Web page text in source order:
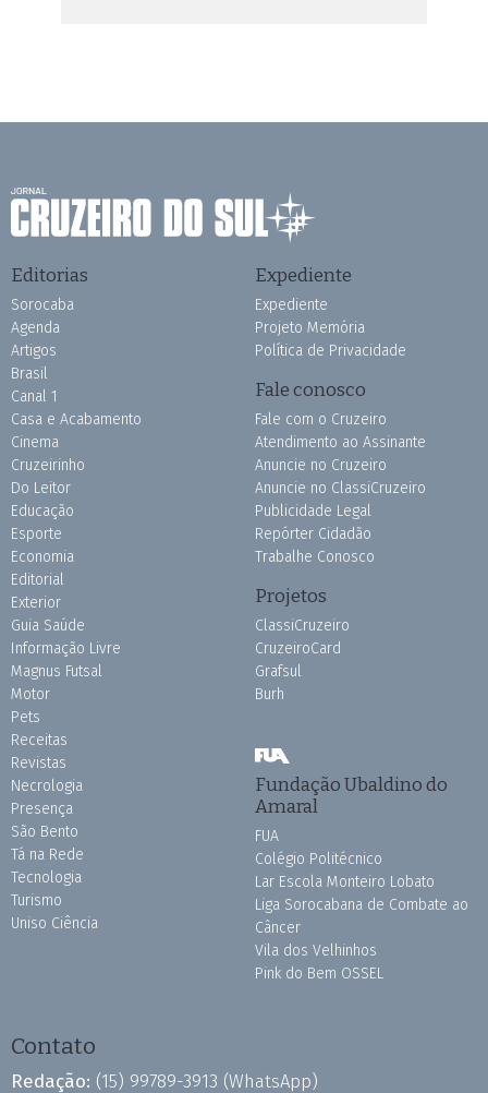
Editorias
Sorocaba
Agenda
Artigos
Brasil
Canal 1
Casa e Acabamento
Cinema
Cruzeirinho
Do Leitor
Educação
Esporte
Economia
Editorial
Exterior
Guia Saúde
Informação Livre
Magnus Futsal
Motor
Pets
Receitas
Revistas
Necrologia
Presença
São Bento
Tá na Rede
Tecnologia
Turismo
Uniso Ciência
Expediente
Expediente
Projeto Memória
Política de Privacidade
Fale conosco
Fale com o Cruzeiro
Atendimento ao Assinante
Anuncie no Cruzeiro
Anuncie no ClassiCruzeiro
Publicidade Legal
Repórter Cidadão
Trabalhe Conosco
Projetos
ClassiCruzeiro
CruzeiroCard
Grafsul
Burh
Fundação Ubaldino do
Amaral
FUA
Colégio Politécnico
Lar Escola Monteiro Lobato
Liga Sorocabana de Combate ao
Câncer
Vila dos Velhinhos
Pink do Bem OSSEL
Contato
Redação: (15) 99789-3913 (WhatsApp)